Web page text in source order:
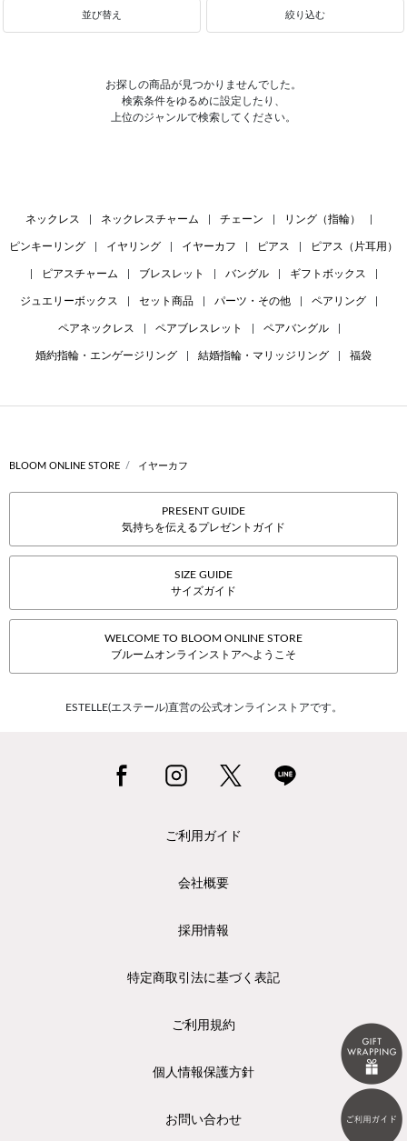
並び替え 絞り込む
お探しの商品が見つかりませんでした。
検索条件をゆるめに設定したり、
上位のジャンルで検索してください。
ネックレス ネックレスチャーム チェーン リング（指輪）
ピンキーリング イヤリング イヤーカフ ピアス ピアス（片耳用）
ピアスチャーム ブレスレット バングル ギフトボックス
ジュエリーボックス セット商品 パーツ・その他 ペアリング
ペアネックレス ペアブレスレット ペアバングル
婚約指輪・エンゲージリング 結婚指輪・マリッジリング 福袋
BLOOM ONLINE STORE イヤーカフ
PRESENT GUIDE
気持ちを伝えるプレゼントガイド
SIZE GUIDE
サイズガイド
WELCOME TO BLOOM ONLINE STORE
ブルームオンラインストアへようこそ
ESTELLE(エステール)直営の公式オンラインストアです。
ご利用ガイド
会社概要
採用情報
特定商取引法に基づく表記
ご利用規約
個人情報保護方針
お問い合わせ